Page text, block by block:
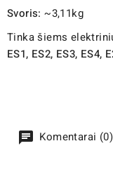
Svoris: ~3,11kg
Tinka šiems
ES1, ES2, ES3, ES4,
Komentarai (0)